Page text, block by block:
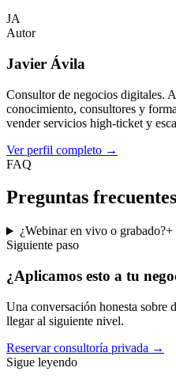
JA
Autor
Javier Ávila
Consultor de negocios digitales.
conocimiento, consultores y
vender servicios high-ticket y
Ver perfil completo →
FAQ
Preguntas frecuentes
¿Webinar en vivo o grabado?+
Siguiente paso
¿Aplicamos esto a tu
Una conversación honesta sobre
llegar al siguiente nivel.
Reservar consultoría privada →
Sigue leyendo